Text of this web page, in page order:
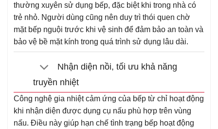
thường xuyên sử dụng bếp, đặc biệt khi trong nhà có
trẻ nhỏ. Người dùng cũng nên duy trì thói quen chờ
mặt bếp nguội trước khi vệ sinh để đảm bảo an toàn và
bảo vệ bề mặt kính trong quá trình sử dụng lâu dài.
Nhận diện nồi, tối ưu khả năng
truyền nhiệt
Công nghệ gia nhiệt cảm ứng của bếp từ chỉ hoạt động
khi nhận diện được dụng cụ nấu phù hợp trên vùng
nấu. Điều này giúp hạn chế tình trạng bếp hoạt động